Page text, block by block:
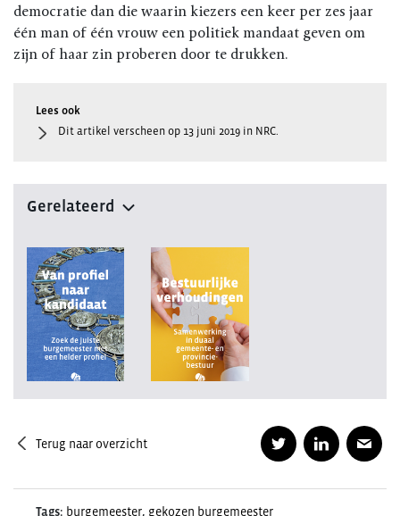
democratie dan die waarin kiezers een keer per zes jaar
één man of één vrouw een politiek mandaat geven om
zijn of haar zin proberen door te drukken.
Dit artikel verscheen op 13 juni 2019 in NRC.
Gerelateerd
Terug naar overzicht
Tags: burgemeester, gekozen burgemeester